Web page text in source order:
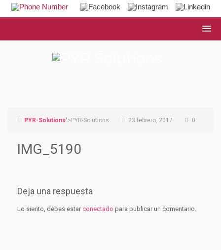
PYR-Solutions">PYR-Solutions 23 febrero, 2017 0
IMG_5190
Deja una respuesta
Lo siento, debes estarconectado para publicar un comentario.